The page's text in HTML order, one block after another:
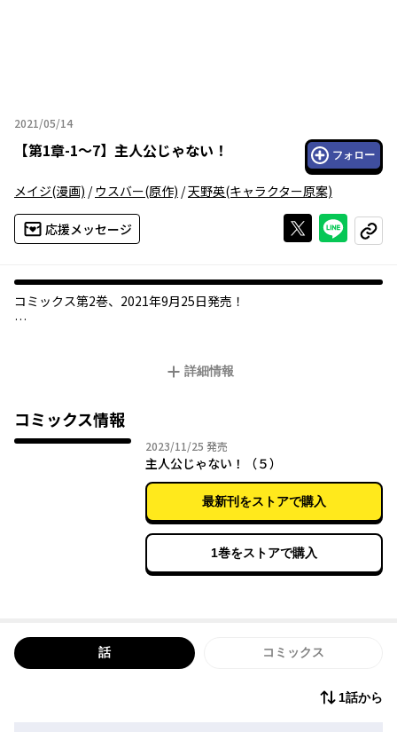
2021/05/14
2021年05月14日
【第1章-1～7】 主人公じゃない！ フォロー
メイジ(漫画) / ウスバー(原作) /天野英(キャラクター原案)
応援メッセージ Xで投稿する
ライン
コピー
コミックス第2巻、2021年9月25日発売！
レクスは器用貧乏を極めた、いわゆる「序盤のお助けキャラ」。
そんな「俺」の絶叫などお構いなしにハードモードなイベントが
次々と襲い掛かってきて…？
ゲーム知識はフル活用！
抜け道、小技なんでもござれの最不遇キャラによる異世界攻略、
詳細情報
コミックス情報
2023/11/25 2023年11月25日
発売
主人公じゃない！（５）
最新刊をストアで購入
1巻をストアで購入
話 コミックス
1話から